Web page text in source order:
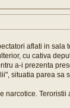
aflati in sala
cu cativa
a-i prezenta
situatia parea sa
narcotice. Teroristii